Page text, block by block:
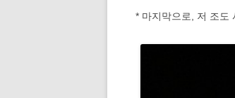
* 마지막으로, 저 조도